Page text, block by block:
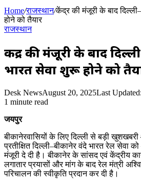
Home/राजस्थान/केंद्र की मंजूरी के बाद
होने को तैयार
राजस्थान
केंद्र की मंजूरी के बाद
भारत सेवा शुरू होने को
Desk NewsAugust 20, 2025Last
1 minute read
जयपुर
बीकानेरवासियों के लिए दिल्ली से बड़ी
प्रतीक्षित दिल्ली–बीकानेर वंदे भारत रेल सेवा
मंजूरी दे दी है। बीकानेर के सांसद एवं केंद्रीय
लगातार प्रयासों और मांग के बाद रेल मंत्री
परिचालन की स्वीकृति प्रदान कर दी है।